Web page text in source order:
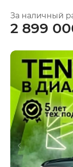
За наличный
2 899